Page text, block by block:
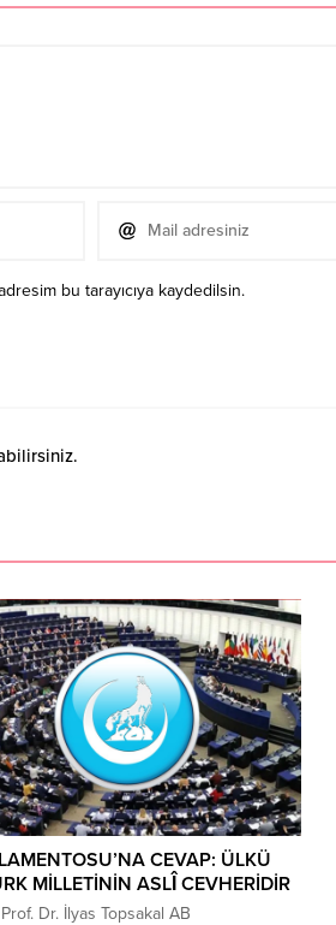
bu tarayıcıya kaydedilsin.
CEVAP: ÜLKÜ
MİLLETİNİN ASLÎ CEVHERİDİR
Dr. İlyas Topsakal AB